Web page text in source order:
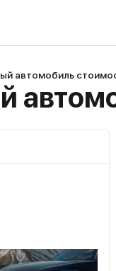
автомобиль